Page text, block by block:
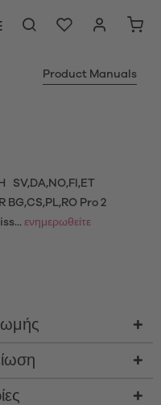
Product Manuals
SV,DA,NO,FI,ET
BG,CS,PL,RO Pro 2
ενημερωθείτε